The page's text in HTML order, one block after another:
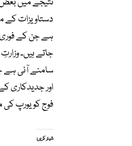
ہے جن کے فوری
جاتے ہیں۔
اور جدیدکاری
فوج کو یورپ کی
شیئر کریں: